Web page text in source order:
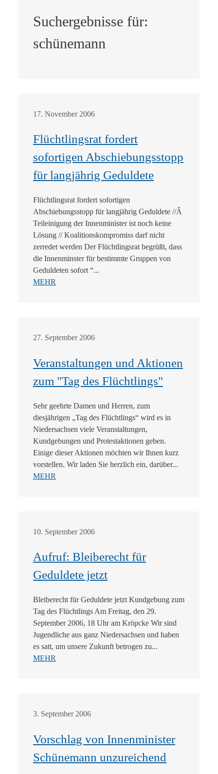
Suchergebnisse für:
schünemann
17. November 2006
Flüchtlingsrat fordert
sofortigen Abschiebungsstopp
für langjährig Geduldete
Flüchtlingsrat fordert sofortigen
Abschiebungsstopp für langjährig Geduldete //Â
Teileinigung der Innenminister ist noch keine
Lösung // Koalitionskompromiss darf nicht
zerredet werden Der Flüchtlingsrat begrüßt, dass
die Innenminster für bestimmte Gruppen von
Geduldeten sofort “...
MEHR
27. September 2006
Veranstaltungen und Aktionen
zum "Tag des Flüchtlings"
Sehr geehrte Damen und Herren, zum
diesjährigen „Tag des Flüchtlings“ wird es in
Niedersachsen viele Veranstaltungen,
Kundgebungen und Protestaktionen geben.
Einige dieser Aktionen möchten wir Ihnen kurz
vorstellen. Wir laden Sie herzlich ein, darüber...
MEHR
10. September 2006
Aufruf: Bleiberecht für
Geduldete jetzt
Bleiberecht für Geduldete jetzt Kundgebung zum
Tag des Flüchtlings Am Freitag, den 29.
September 2006, 18 Uhr am Kröpcke Wir sind
Jugendliche aus ganz Niedersachsen und haben
es satt, um unsere Zukunft betrogen zu...
MEHR
3. September 2006
Vorschlag von Innenminister
Schünemann unzureichend